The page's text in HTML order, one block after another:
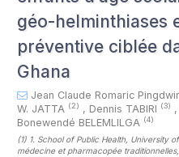
géo-helminthiases
préventive ciblée
Ghana
Jean Claude Romaric
W. JATTA (2) , Dennis TABIRI (3) ,
Bonewendé BELEMLILGA (4)
(1) 1. School of Public Health, University
médecine et pharmacopée